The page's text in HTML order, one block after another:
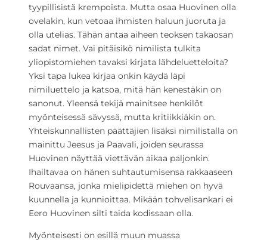
tyypillisistä krempoista. Mutta osaa Huovinen olla
ovelakin, kun vetoaa ihmisten haluun juoruta ja
olla utelias. Tähän antaa aiheen teoksen takaosan
sadat nimet. Vai pitäisikö nimilista tulkita
yliopistomiehen tavaksi kirjata lähdeluetteloita?
Yksi tapa lukea kirjaa onkin käydä läpi
nimiluettelo ja katsoa, mitä hän kenestäkin on
sanonut. Yleensä tekijä mainitsee henkilöt
myönteisessä sävyssä, mutta kritiikkiäkin on.
Yhteiskunnallisten päättäjien lisäksi nimilistalla on
mainittu Jeesus ja Paavali, joiden seurassa
Huovinen näyttää viettävän aikaa paljonkin.
Ihailtavaa on hänen suhtautumisensa rakkaaseen
Rouvaansa, jonka mielipidettä miehen on hyvä
kuunnella ja kunnioittaa. Mikään tohvelisankari ei
Eero Huovinen silti taida kodissaan olla.
Myönteisesti on esillä muun muassa